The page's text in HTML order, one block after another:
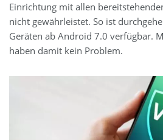
Einrichtung mit allen
nicht gewährleistet. So ist
Geräten ab Android 7.0 verfügbar.
haben damit kein Problem.